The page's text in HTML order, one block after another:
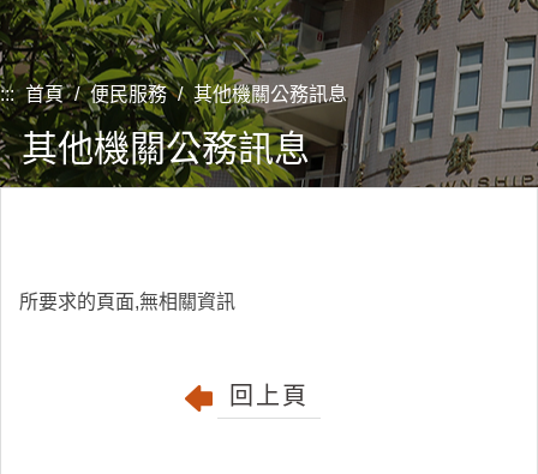
::: 首頁 / 便民服務 / 其他機關公務訊息
其他機關公務訊息
所要求的頁面,無相關資訊
回上頁